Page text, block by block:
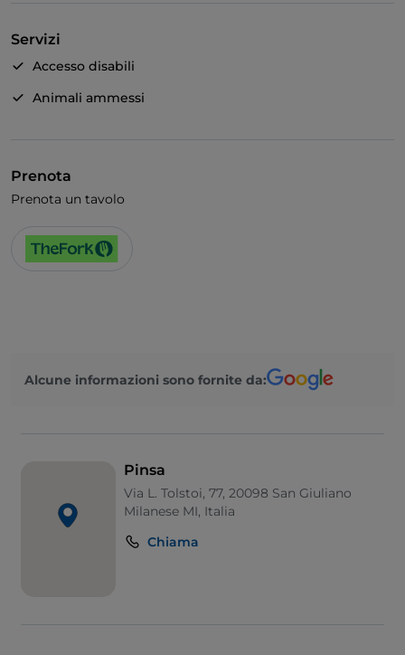
Servizi
Accesso disabili
Animali ammessi
Prenota
Prenota un tavolo
Alcune informazioni sono fornite da:
Pinsa
Via L. Tolstoi, 77, 20098 San Giuliano
Milanese MI, Italia
Chiama